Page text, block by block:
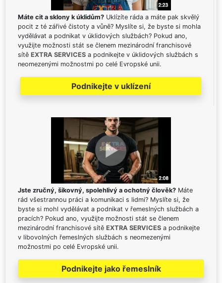
Máte cit a sklony k úklidům? Uklízíte ráda a máte pak skvělý
pocit z té zářivé čistoty a vůně? Myslíte si, že byste si mohla
vydělávat a podnikat v úklidových službách? Pokud ano,
využijte možnosti stát se členem mezinárodní franchisové
sítě EXTRA SERVICES a podnikejte v úklidových službách s
neomezenými možnostmi po celé Evropské unii.
Podnikejte v uklízení
Jste zručný, šikovný, spolehlivý a ochotný člověk? Máte
rád všestrannou práci a komunikaci s lidmi? Myslíte si, že
byste si mohl vydělávat a podnikat v řemeslných službách a
pracích? Pokud ano, využijte možnosti stát se členem
mezinárodní franchisové sítě EXTRA SERVICES a podnikejte
v libovolných řemeslných službách s neomezenými
možnostmi po celé Evropské unii.
Podnikejte jako řemeslník